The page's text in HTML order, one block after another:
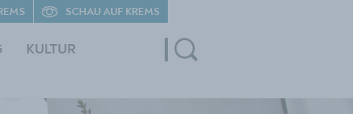
KULTUR
SCHAU AUF KREMS